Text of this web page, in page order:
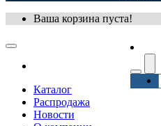
Ваша корзина пуста!
Каталог
Распродажа
Новости